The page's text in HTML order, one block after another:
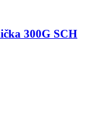
300G SCH